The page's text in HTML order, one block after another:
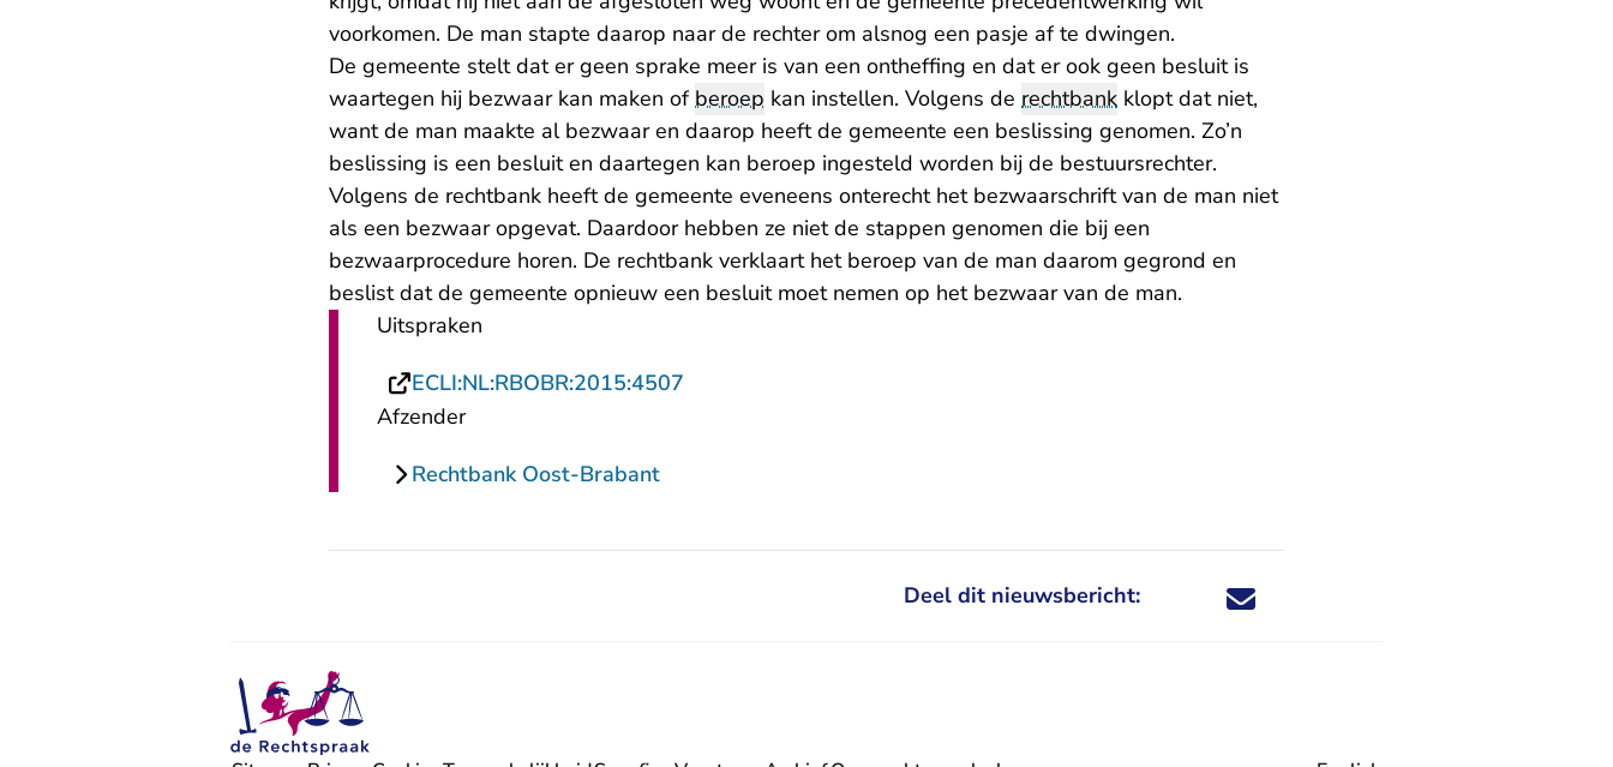
voorkomen. De man stapte daarop naar de rechter om alsnog een pasje af te dwingen.
De gemeente stelt dat er geen sprake meer is van een ontheffing en dat er ook geen besluit is
waartegen hij bezwaar kan maken ofberoep kan instellen. Volgens de rechtbank klopt dat niet,
want de man maakte al bezwaar en daarop heeft de gemeente een beslissing genomen. Zo’n
beslissing is een besluit en daartegen kan beroep ingesteld worden bij de bestuursrechter.
Volgens de rechtbank heeft de gemeente eveneens onterecht het bezwaarschrift van de man niet
als een bezwaar opgevat. Daardoor hebben ze niet de stappen genomen die bij een
bezwaarprocedure horen. De rechtbank verklaart het beroep van de man daarom gegrond en
beslist dat de gemeente opnieuw een besluit moet nemen op het bezwaar van de man.
Uitspraken
ECLI:NL:RBOBR:2015:4507
Afzender
Rechtbank Oost-Brabant
Deel dit nieuwsbericht: Deel dit nieuwsbericht via X - U verlaat
Deel dit nieuwsbericht via Facebook - U
Deel dit nieuwsbericht via e-mail
Deel dit nieuwsbericht via LinkedIn - U